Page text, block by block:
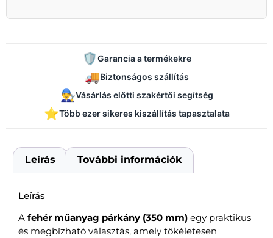
🛡️Garancia a termékekre
🚚Biztonságos szállítás
👨‍🔧Vásárlás előtti szakértői segítség
⭐Több ezer sikeres kiszállítás tapasztalata
Leírás További információk
Leírás
A fehér műanyag párkány (350 mm) egy praktikus
és megbízható választás, amely tökéletesen